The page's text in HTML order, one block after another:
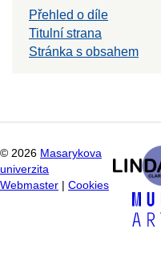
Přehled o díle
Titulní strana
Stránka s obsahem
© 2026 Masarykova
univerzita
Webmaster
Cookies